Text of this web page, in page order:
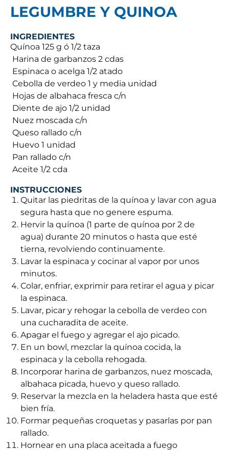
LEGUMBRE Y QUINOA
INGREDIENTES
Quínoa 125 g ó 1/2 taza
 Harina de garbanzos 2 cdas
 Espinaca o acelga 1/2 atado
 Cebolla de verdeo 1 y media unidad
 Hojas de albahaca fresca c/n
 Diente de ajo 1/2 unidad
 Nuez moscada c/n
 Queso rallado c/n
 Huevo 1 unidad
 Pan rallado c/n
 Aceite 1/2 cda
INSTRUCCIONES
Quitar las piedritas de la quínoa y lavar con agua
segura hasta que no genere espuma.
Hervir la quínoa (1 parte de quínoa por 2 de
agua) durante 20 minutos o hasta que esté
tierna, revolviendo continuamente.
Lavar la espinaca y cocinar al vapor por unos
minutos.
Colar, enfriar, exprimir para retirar el agua y picar
la espinaca.
Lavar, picar y rehogar la cebolla de verdeo con
una cucharadita de aceite.
Apagar el fuego y agregar el ajo picado.
En un bowl, mezclar la quínoa cocida, la
espinaca y la cebolla rehogada.
Incorporar harina de garbanzos, nuez moscada,
albahaca picada, huevo y queso rallado.
Reservar la mezcla en la heladera hasta que esté
bien fría.
Formar pequeñas croquetas y pasarlas por pan
rallado.
Hornear en una placa aceitada a fuego